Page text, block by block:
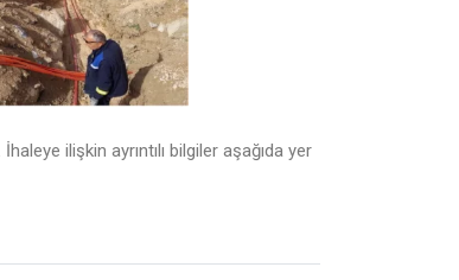
İhaleye ilişkin ayrıntılı bilgiler aşağıda yer